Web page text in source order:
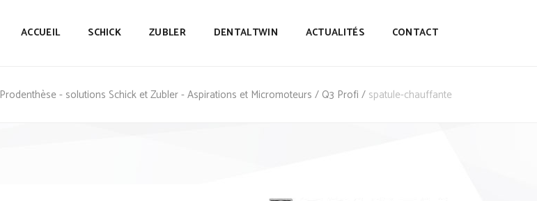
ACCUEIL SCHICK ZUBLER DENTALTWIN ACTUALITÉS CONTACT
Prodenthèse - solutions Schick et Zubler - Aspirations et Micromoteurs / Q3 Profi / spatule-chauffante